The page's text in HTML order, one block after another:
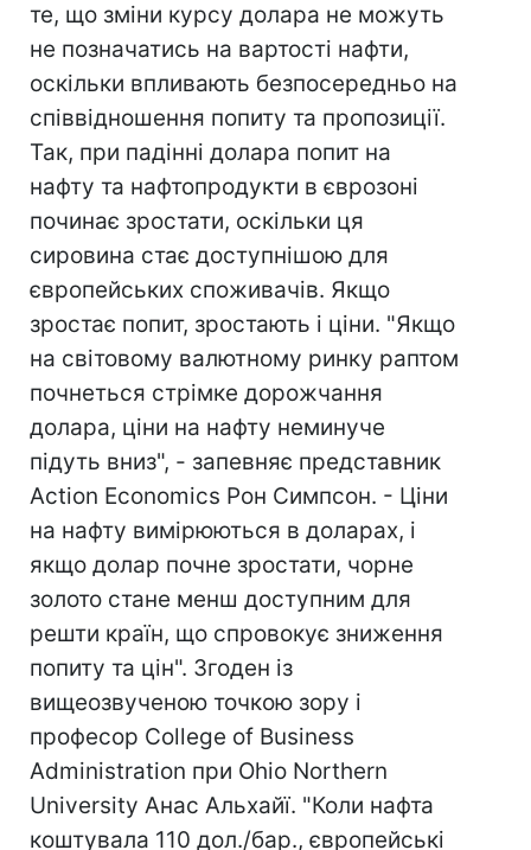
те, що зміни курсу долара не можуть
не позначатись на вартості нафти,
оскільки впливають безпосередньо на
співвідношення попиту та пропозиції.
Так, при падінні долара попит на
нафту та нафтопродукти в єврозоні
починає зростати, оскільки ця
сировина стає доступнішою для
європейських споживачів. Якщо
зростає попит, зростають і ціни. "Якщо
на світовому валютному ринку раптом
почнеться стрімке дорожчання
долара, ціни на нафту неминуче
підуть вниз", - запевняє представник
Action Economics Рон Симпсон. - Ціни
на нафту вимірюються в доларах, і
якщо долар почне зростати, чорне
золото стане менш доступним для
решти країн, що спровокує зниження
попиту та цін". Згоден із
вищеозвученою точкою зору і
професор College of Business
Administration при Ohio Northern
University Анас Альхайї. "Коли нафта
коштувала 110 дол./бар., європейські